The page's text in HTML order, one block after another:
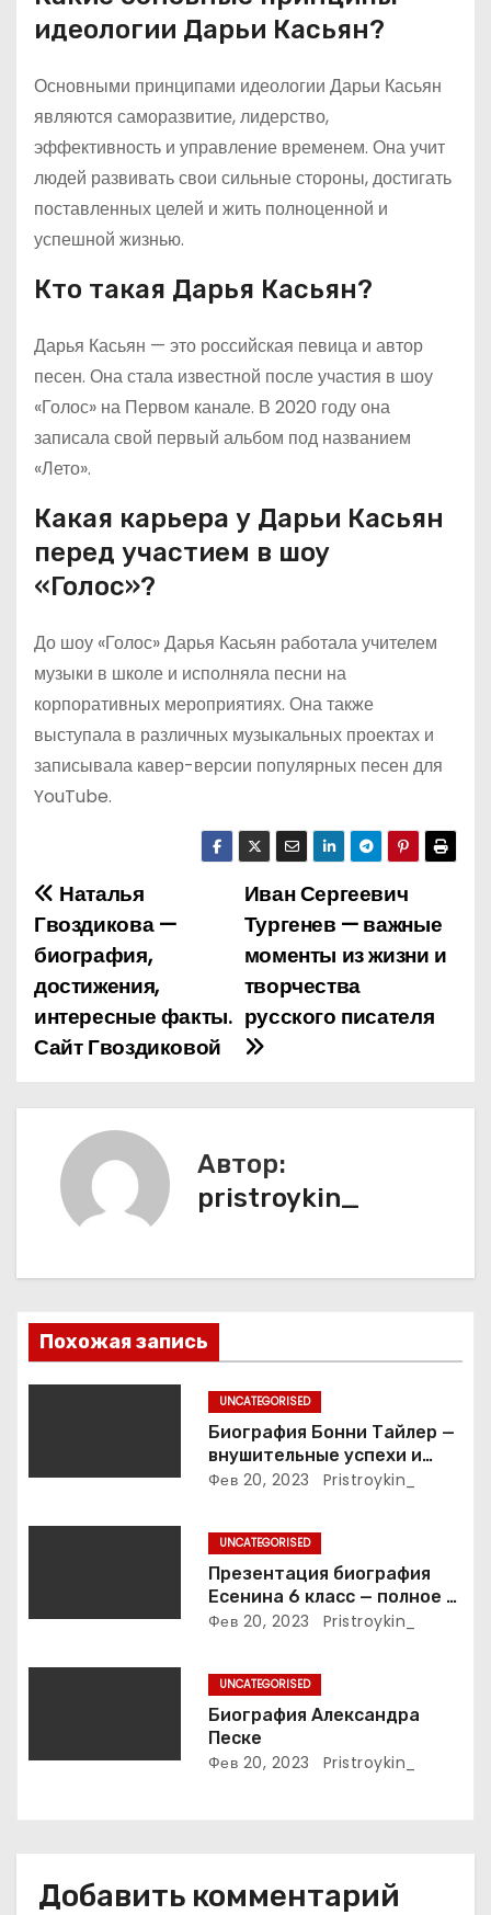
идеологии Дарьи Касьян?
Основными принципами идеологии Дарьи Касьян
являются саморазвитие, лидерство,
эффективность и управление временем. Она учит
людей развивать свои сильные стороны, достигать
поставленных целей и жить полноценной и
успешной жизнью.
Кто такая Дарья Касьян?
Дарья Касьян — это российская певица и автор
песен. Она стала известной после участия в шоу
«Голос» на Первом канале. В 2020 году она
записала свой первый альбом под названием
«Лето».
Какая карьера у Дарьи Касьян
перед участием в шоу
«Голос»?
До шоу «Голос» Дарья Касьян работала учителем
музыки в школе и исполняла песни на
корпоративных мероприятиях. Она также
выступала в различных музыкальных проектах и
записывала кавер-версии популярных песен для
YouTube.
Н
а
в
и
я
п
о
Иван Сергеевич
Тургенев — важные
моменты из жизни и
творчества
русского писателя
Наталья
Гвоздикова —
биография,
достижения,
интересные факты.
Сайт Гвоздиковой
Автор:
pristroykin_
Похожая запись
UNCATEGORISED
Биография Бонни Тайлер —
внушительные успехи и
интимные подробности
Фев 20, 2023 Pristroykin_
UNCATEGORISED
Презентация биография
Есенина 6 класс — полное и
подробное описание жизни
Фев 20, 2023 Pristroykin_
UNCATEGORISED
Биография Александра
Песке
Фев 20, 2023 Pristroykin_
Добавить комментарий